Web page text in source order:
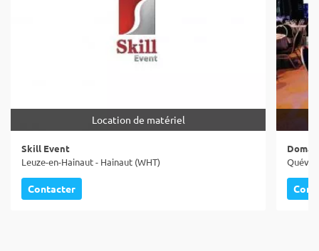
Location de matériel
Skill Event
Leuze-en-Hainaut - Hainaut (WHT)
Contacter
Quévy